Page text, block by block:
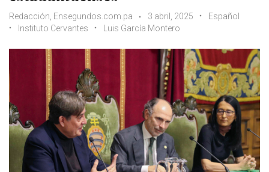
Redacción, Ensegundos.com.pa 3 abril, 2025
Español
Instituto Cervantes
Luis García Montero